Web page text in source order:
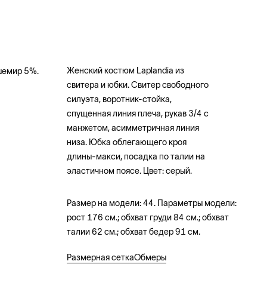
5%.
Женский костюм Laplandia из
свитера и юбки. Свитер свободного
силуэта, воротник-стойка,
спущенная линия плеча, рукав 3/4 с
манжетом, асимметричная линия
низа. Юбка облегающего кроя
длины-макси, посадка по талии на
эластичном поясе. Цвет: серый.
Размер на модели: 44. Параметры модели:
рост 176 см.; обхват груди 84 см.; обхват
талии 62 см.; обхват бедер 91 см.
Размерная сеткаОбмеры